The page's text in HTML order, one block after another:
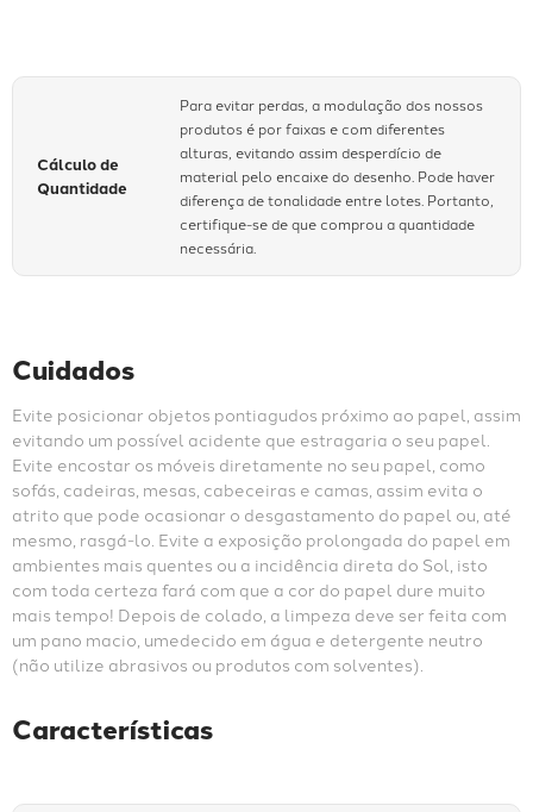
Cálculo de
Quantidade
Para evitar perdas, a modulação dos nossos
produtos é por faixas e com diferentes
alturas, evitando assim desperdício de
material pelo encaixe do desenho. Pode haver
diferença de tonalidade entre lotes. Portanto,
certifique-se de que comprou a quantidade
necessária.
Cuidados
Evite posicionar objetos pontiagudos próximo ao papel, assim
evitando um possível acidente que estragaria o seu papel.
Evite encostar os móveis diretamente no seu papel, como
sofás, cadeiras, mesas, cabeceiras e camas, assim evita o
atrito que pode ocasionar o desgastamento do papel ou, até
mesmo, rasgá-lo. Evite a exposição prolongada do papel em
ambientes mais quentes ou a incidência direta do Sol, isto
com toda certeza fará com que a cor do papel dure muito
mais tempo! Depois de colado, a limpeza deve ser feita com
um pano macio, umedecido em água e detergente neutro
(não utilize abrasivos ou produtos com solventes).
Características